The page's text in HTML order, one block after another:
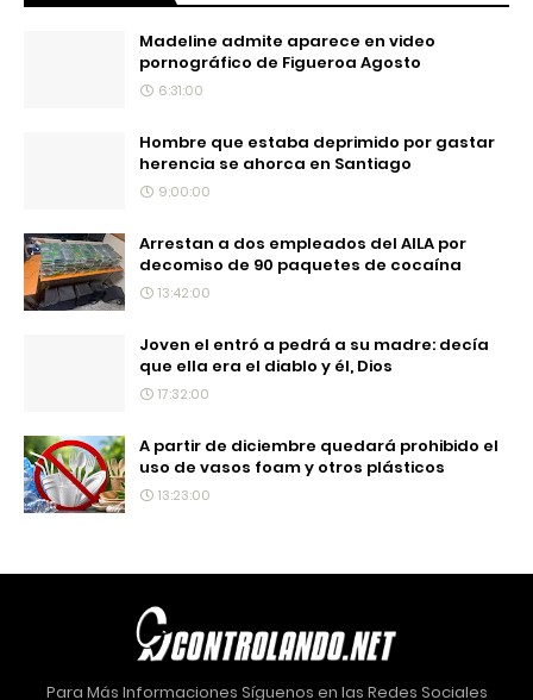
Madeline admite aparece en video
pornográfico de Figueroa Agosto
6:31:00
Hombre que estaba deprimido por gastar
herencia se ahorca en Santiago
9:00:00
Arrestan a dos empleados del AILA por
decomiso de 90 paquetes de cocaína
13:42:00
Joven el entró a pedrá a su madre: decía
que ella era el diablo y él, Dios
17:32:00
A partir de diciembre quedará prohibido el
uso de vasos foam y otros plásticos
13:23:00
Para Más Informaciones Síguenos en las Redes Sociales